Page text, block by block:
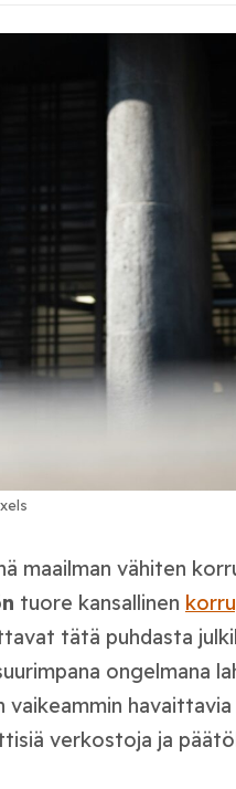
maailman vähiten
tuore kansallinen
tätä puhdasta
ongelmana
vaikeammin
verkostoja ja